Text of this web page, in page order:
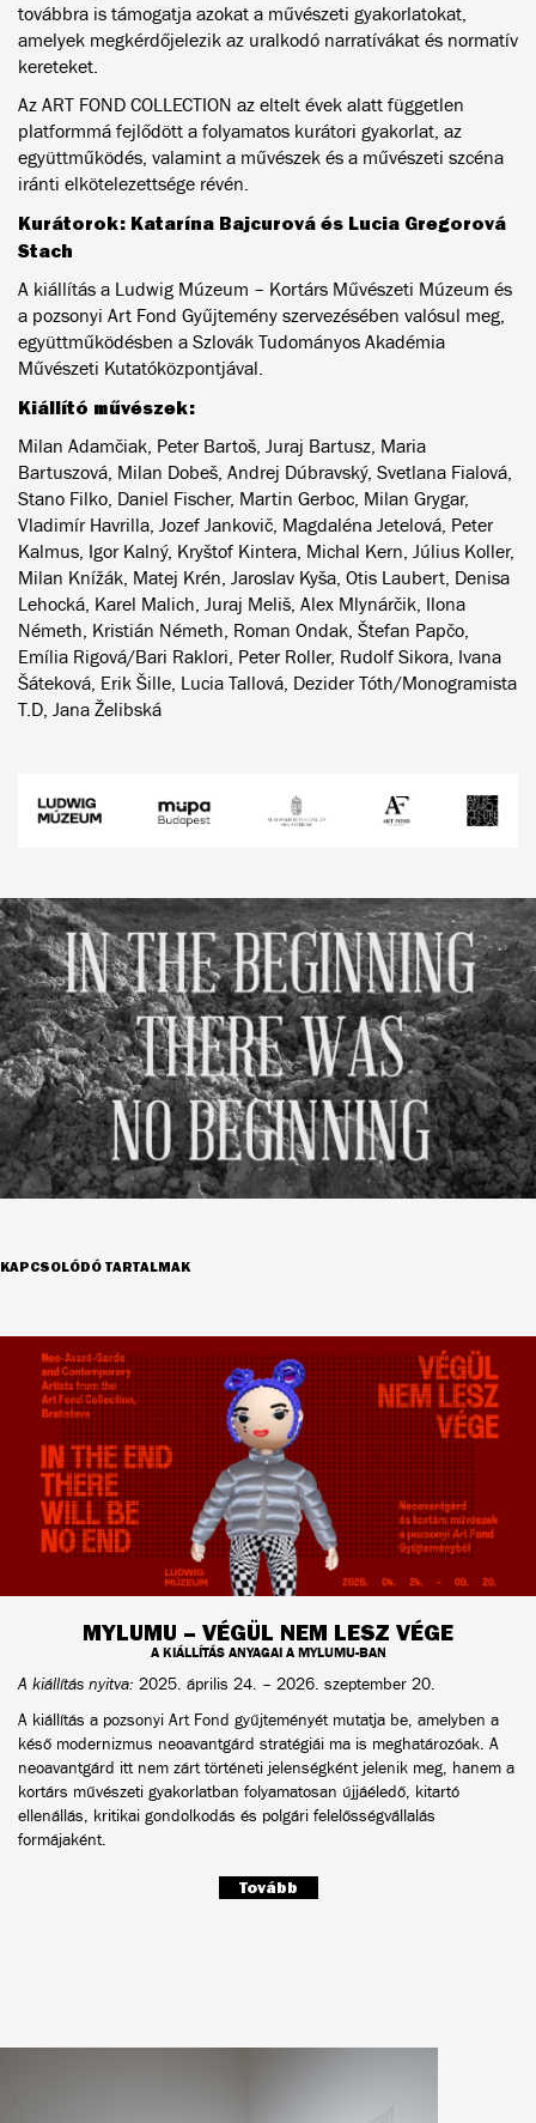
továbbra is támogatja azokat a művészeti gyakorlatokat,
amelyek megkérdőjelezik az uralkodó narratívákat és normatív
kereteket.
Az ART FOND COLLECTION az eltelt évek alatt független
platformmá fejlődött a folyamatos kurátori gyakorlat, az
együttműködés, valamint a művészek és a művészeti szcéna
iránti elkötelezettsége révén.
Kurátorok: Katarína Bajcurová és Lucia Gregorová
Stach
A kiállítás a Ludwig Múzeum – Kortárs Művészeti Múzeum és
a pozsonyi Art Fond Gyűjtemény szervezésében valósul meg,
együttműködésben a Szlovák Tudományos Akadémia
Művészeti Kutatóközpontjával.
Kiállító művészek:
Milan Adamčiak, Peter Bartoš, Juraj Bartusz, Maria
Bartuszová, Milan Dobeš, Andrej Dúbravský, Svetlana Fialová,
Stano Filko, Daniel Fischer, Martin Gerboc, Milan Grygar,
Vladimír Havrilla, Jozef Jankovič, Magdaléna Jetelová, Peter
Kalmus, Igor Kalný, Kryštof Kintera, Michal Kern, Július Koller,
Milan Knížák, Matej Krén, Jaroslav Kyša, Otis Laubert, Denisa
Lehocká, Karel Malich, Juraj Meliš, Alex Mlynárčik, Ilona
Németh, Kristián Németh, Roman Ondak, Štefan Papčo,
Emília Rigová/Bari Raklori, Peter Roller, Rudolf Sikora, Ivana
Šáteková, Erik Šille, Lucia Tallová, Dezider Tóth/Monogramista
T.D, Jana Želibská
KAPCSOLÓDÓ TARTALMAK
MYLUMU – VÉGÜL NEM LESZ VÉGE
A KIÁLLÍTÁS ANYAGAI A MYLUMU-BAN
A kiállítás nyitva: 2025. április 24. – 2026. szeptember 20.
A kiállítás a pozsonyi Art Fond gyűjteményét mutatja be, amelyben a
késő modernizmus neoavantgárd stratégiái ma is meghatározóak. A
neoavantgárd itt nem zárt történeti jelenségként jelenik meg, hanem a
kortárs művészeti gyakorlatban folyamatosan újjáéledő, kitartó
ellenállás, kritikai gondolkodás és polgári felelősségvállalás
formájaként.
Tovább